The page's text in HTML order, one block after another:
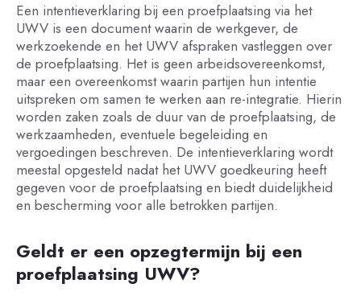
Een intentieverklaring bij een proefplaatsing via het
UWV is een document waarin de werkgever, de
werkzoekende en het UWV afspraken vastleggen over
de proefplaatsing. Het is geen arbeidsovereenkomst,
maar een overeenkomst waarin partijen hun intentie
uitspreken om samen te werken aan re-integratie. Hierin
worden zaken zoals de duur van de proefplaatsing, de
werkzaamheden, eventuele begeleiding en
vergoedingen beschreven. De intentieverklaring wordt
meestal opgesteld nadat het UWV goedkeuring heeft
gegeven voor de proefplaatsing en biedt duidelijkheid
en bescherming voor alle betrokken partijen.
Geldt er een opzegtermijn bij een
proefplaatsing UWV?